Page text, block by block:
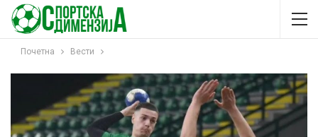
Почетна Вести